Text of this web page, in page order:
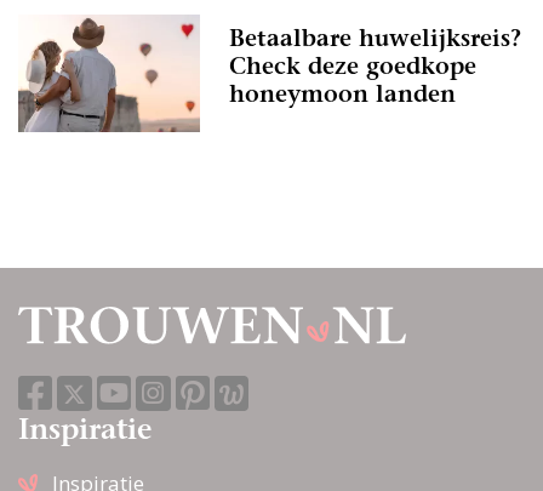
Betaalbare huwelijksreis?
Check deze goedkope
honeymoon landen
Inspiratie
Inspiratie